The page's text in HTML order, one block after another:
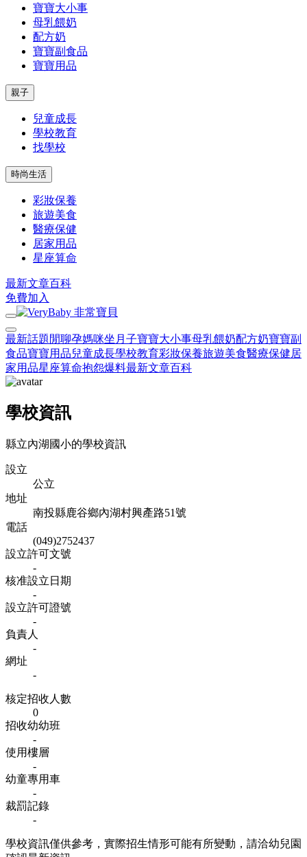
寶寶大小事
母乳餵奶
配方奶
寶寶副食品
寶寶用品
親子
兒童成長
學校教育
找學校
時尚生活
彩妝保養
旅遊美食
醫療保健
居家用品
星座算命
最新文章百科
免費加入
最新話題 閒聊孕媽咪坐月子寶寶大小事母乳餵奶配方奶寶寶副
食品寶寶用品兒童成長學校教育彩妝保養旅遊美食醫療保健居
家用品星座算命抱怨爆料最新文章百科
學校資訊
縣立內湖國小的學校資訊
設立
公立
地址
南投縣鹿谷鄉內湖村興產路51號
電話
(049)2752437
設立許可文號
-
核准設立日期
-
設立許可證號
-
負責人
-
網址
-
核定招收人數
0
招收幼幼班
-
使用樓層
-
幼童專用車
-
裁罰記錄
-
學校資訊僅供參考，實際招生情形可能有所變動，請洽幼兒園